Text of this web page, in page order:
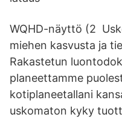
WQHD-näyttö (2
miehen kasvusta ja
Rakastetun
planeettamme
kotiplaneetallani
uskomaton kyky